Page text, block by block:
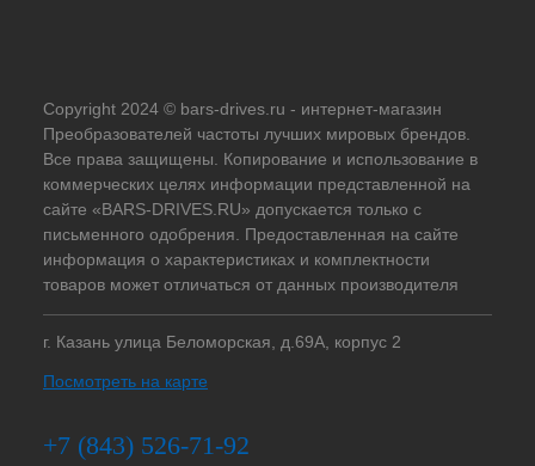
Copyright 2024 © bars-drives.ru - интернет-магазин
Преобразователей частоты лучших мировых брендов.
Все права защищены. Копирование и использование в
коммерческих целях информации представленной на
сайте «BARS-DRIVES.RU» допускается только с
письменного одобрения. Предоставленная на сайте
информация о характеристиках и комплектности
товаров может отличаться от данных производителя
г. Казань улица Беломорская, д.69А, корпус 2
Посмотреть на карте
+7 (843) 526-71-92